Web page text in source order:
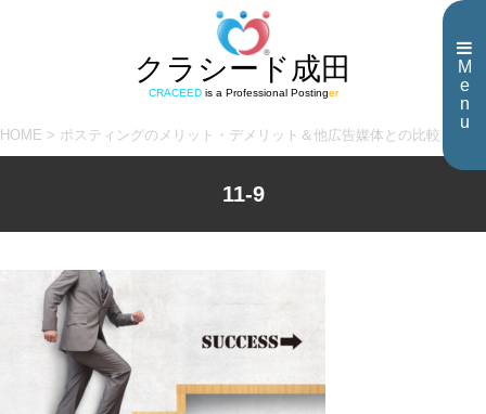
M
e
n
u
クラシード成田
CRACEEDis a Professional Postinger
HOME > ポスティングのメリット・デメリット＆他広告媒体との比較
11-9